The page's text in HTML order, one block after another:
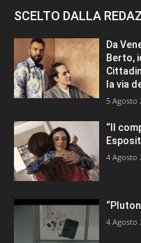
SCELTO DALLA
Da
Berto,
la via
5 Agosto
“Il
4 Agosto
4 Agosto